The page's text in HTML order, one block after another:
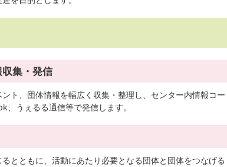
集・発信
ト、団体情報を幅広く収集・整理し、センター内情報コー
うぇるる通信等で発信します。
とともに、活動にあたり必要となる団体と団体をつなげる